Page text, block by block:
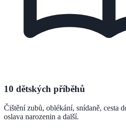
10 dětských příběhů
Čištění zubů, oblékání, snídaně, cesta
oslava narozenin a další.